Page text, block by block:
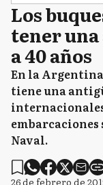
Los
tener
a 40 años
En la
tiene una
Naval.
26 de febrero de